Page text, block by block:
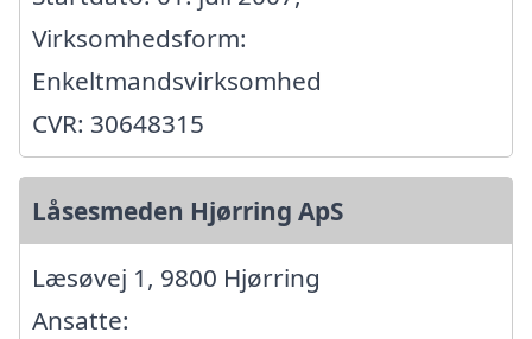
Virksomhedsform:
Enkeltmandsvirksomhed
CVR: 30648315
Låsesmeden Hjørring ApS
Læsøvej 1, 9800 Hjørring
Ansatte: